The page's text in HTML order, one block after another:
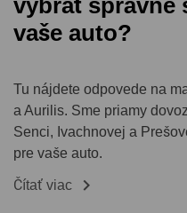
vybrať správne
vaše auto?
Tu nájdete odpovede na
a Aurilis. Sme priamy
Senci, Ivachnovej a
pre vaše auto.
Čítať viac 